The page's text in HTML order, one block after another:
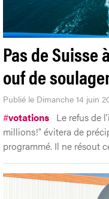
Pas de
ouf de
Publié le Dimanche 14 juin
#votations Le refus de
millions!" évitera de
programmé. Il ne résout